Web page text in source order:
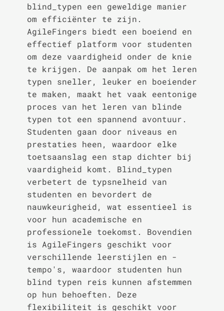
blind_typen een geweldige manier
om efficiënter te zijn.
AgileFingers biedt een boeiend en
effectief platform voor studenten
om deze vaardigheid onder de knie
te krijgen. De aanpak om het leren
typen sneller, leuker en boeiender
te maken, maakt het vaak eentonige
proces van het leren van blinde
typen tot een spannend avontuur.
Studenten gaan door niveaus en
prestaties heen, waardoor elke
toetsaanslag een stap dichter bij
vaardigheid komt. Blind_typen
verbetert de typsnelheid van
studenten en bevordert de
nauwkeurigheid, wat essentieel is
voor hun academische en
professionele toekomst. Bovendien
is AgileFingers geschikt voor
verschillende leerstijlen en -
tempo's, waardoor studenten hun
blind typen reis kunnen afstemmen
op hun behoeften. Deze
flexibiliteit is geschikt voor